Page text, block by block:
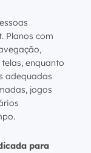
Planos com
enquanto
adequadas
jogos
para